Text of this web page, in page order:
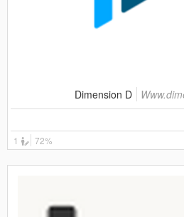
Dimension D
1
72%